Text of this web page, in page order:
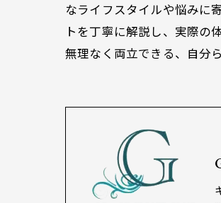
なライフスタイルや悩みに
トを丁寧に解説し、実際の
無理なく両立できる、自分